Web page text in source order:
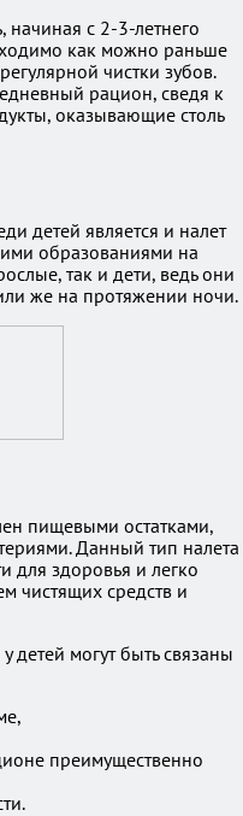
с 2-3-летнего
как можно раньше
чистки зубов.
рацион, сведя к
оказывающие столь
детей является и налет
образованиями на
так и дети, ведь они
же на протяжении ночи.
пищевыми остатками,
Данный тип налета
для здоровья и легко
чистящих средств и
детей могут быть связаны
преимущественно